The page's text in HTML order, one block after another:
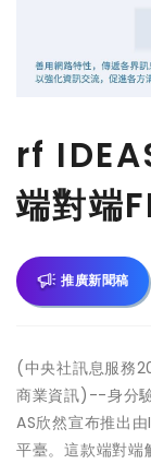
rf
端對端
推廣新聞稿
(中央社訊息服務
商業資訊)--身分
AS欣然宣布推出
平臺。這款端對端